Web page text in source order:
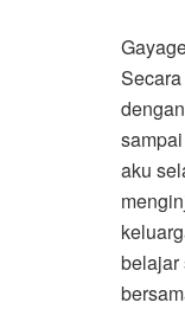
aku
belajar